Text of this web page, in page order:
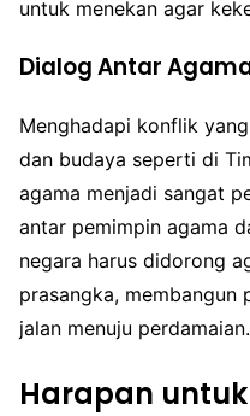
untuk menekan agar
Dialog Antar
Menghadapi konflik
dan budaya seperti di
agama menjadi sangat
antar pemimpin agama
negara harus didorong
prasangka, membangun
jalan menuju perdamaian.
Harapan